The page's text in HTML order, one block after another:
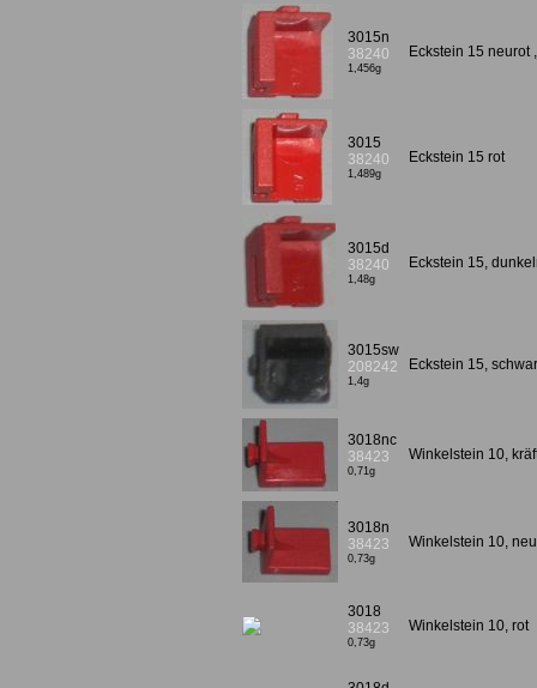
3015n
38240
1,456g
Eckstein 15 neurot
3015
38240
1,489g
Eckstein 15 rot
3015d
38240
1,48g
Eckstein 15,
3015sw
208242
1,4g
Eckstein 15,
3018nc
38423
0,71g
Winkelstein 10,
3018n
38423
0,73g
Winkelstein 10,
3018
38423
0,73g
Winkelstein 10, rot